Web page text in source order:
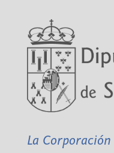
La Corporación